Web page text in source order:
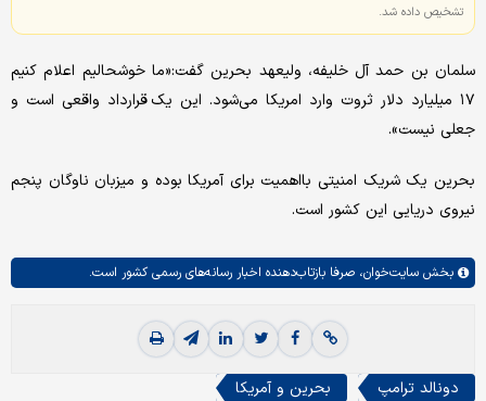
تشخیص داده شد.
سلمان بن حمد آل خلیفه، ولیعهد بحرین گفت:«ما خوشحالیم اعلام کنیم
۱۷ میلیارد دلار ثروت وارد امریکا می‌شود. این یک قرارداد واقعی است و
جعلی نیست».
بحرین یک شریک امنیتی بااهمیت برای آمریکا بوده و میزبان ناوگان پنجم
نیروی دریایی این کشور است.
بخش سایت‌خوان، صرفا بازتاب‌دهنده اخبار رسانه‌های رسمی کشور است.
دونالد ترامپ بحرین و آمریکا